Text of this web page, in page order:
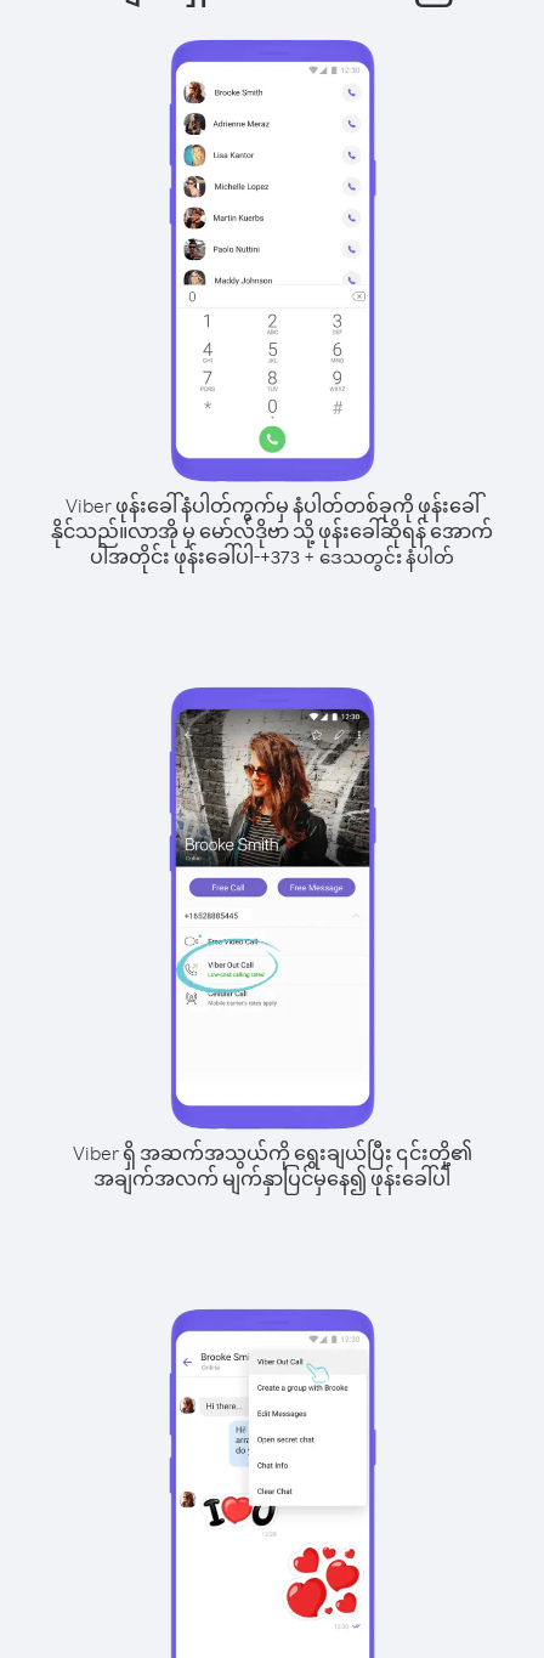
Viber ဖုန်းခေါ်နံပါတ်ကွက်မှ နံပါတ်တစ်ခုကို ဖုန်းခေါ်
နိုင်သည်။လာအို မှ မော်လ်ဒိုဗာ သို့ ဖုန်းခေါ်ဆိုရန် အောက်
ပါအတိုင်း ဖုန်းခေါ်ပါ-+373 + ဒေသတွင်း နံပါတ်
Viber ရှိ အဆက်အသွယ်ကို ရွေးချယ်ပြီး ၎င်းတို့၏
အချက်အလက် မျက်နှာပြင်မှနေ၍ ဖုန်းခေါ်ပါ